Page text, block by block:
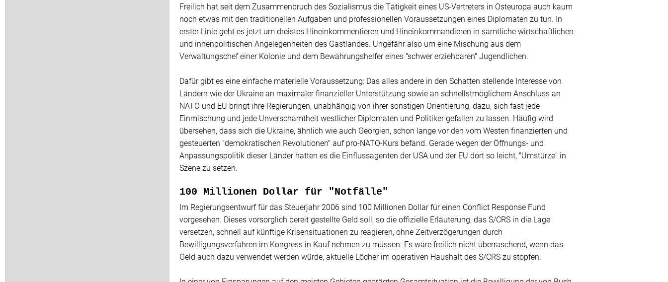
Freilich hat seit dem Zusammenbruch des Sozialismus die Tätigkeit eines US-Vertreters in Osteuropa auch kaum
noch etwas mit den traditionellen Aufgaben und professionellen Voraussetzungen eines Diplomaten zu tun. In
erster Linie geht es jetzt um dreistes Hineinkommentieren und Hineinkommandieren in sämtliche wirtschaftlichen
und innenpolitischen Angelegenheiten des Gastlandes. Ungefähr also um eine Mischung aus dem
Verwaltungschef einer Kolonie und dem Bewährungshelfer eines "schwer erziehbaren" Jugendlichen.
Dafür gibt es eine einfache materielle Voraussetzung: Das alles andere in den Schatten stellende Interesse von
Ländern wie der Ukraine an maximaler finanzieller Unterstützung sowie an schnellstmöglichem Anschluss an
NATO und EU bringt ihre Regierungen, unabhängig von ihrer sonstigen Orientierung, dazu, sich fast jede
Einmischung und jede Unverschämtheit westlicher Diplomaten und Politiker gefallen zu lassen. Häufig wird
übersehen, dass sich die Ukraine, ähnlich wie auch Georgien, schon lange vor den vom Westen finanzierten und
gesteuerten "demokratischen Revolutionen" auf pro-NATO-Kurs befand. Gerade wegen der Öffnungs- und
Anpassungspolitik dieser Länder hatten es die Einflussagenten der USA und der EU dort so leicht, "Umstürze" in
Szene zu setzen.
100 Millionen Dollar für "Notfälle"
Im Regierungsentwurf für das Steuerjahr 2006 sind 100 Millionen Dollar für einen Conflict Response Fund
vorgesehen. Dieses vorsorglich bereit gestellte Geld soll, so die offizielle Erläuterung, das S/CRS in die Lage
versetzen, schnell auf künftige Krisensituationen zu reagieren, ohne Zeitverzögerungen durch
Bewilligungsverfahren im Kongress in Kauf nehmen zu müssen. Es wäre freilich nicht überraschend, wenn das
Geld auch dazu verwendet werden würde, aktuelle Löcher im operativen Haushalt des S/CRS zu stopfen.